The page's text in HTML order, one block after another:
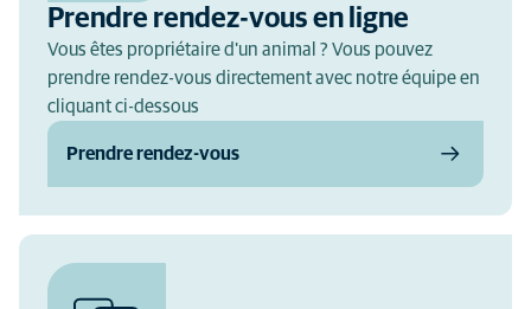
Prendre rendez-vous en ligne
Vous êtes propriétaire d'un animal ? Vous pouvez
prendre rendez-vous directement avec notre équipe en
cliquant ci-dessous
Prendre rendez-vous